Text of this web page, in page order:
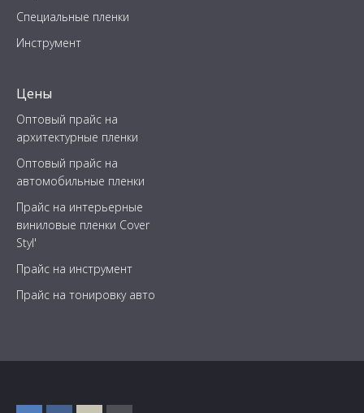
Специальные пленки
Инструмент
Цены
Оптовый прайс на
архитектурные пленки
Оптовый прайс на
автомобильные пленки
Прайс на интерьерные
виниловые пленки Cover
Styl'
Прайс на инструмент
Прайс на тонировку авто